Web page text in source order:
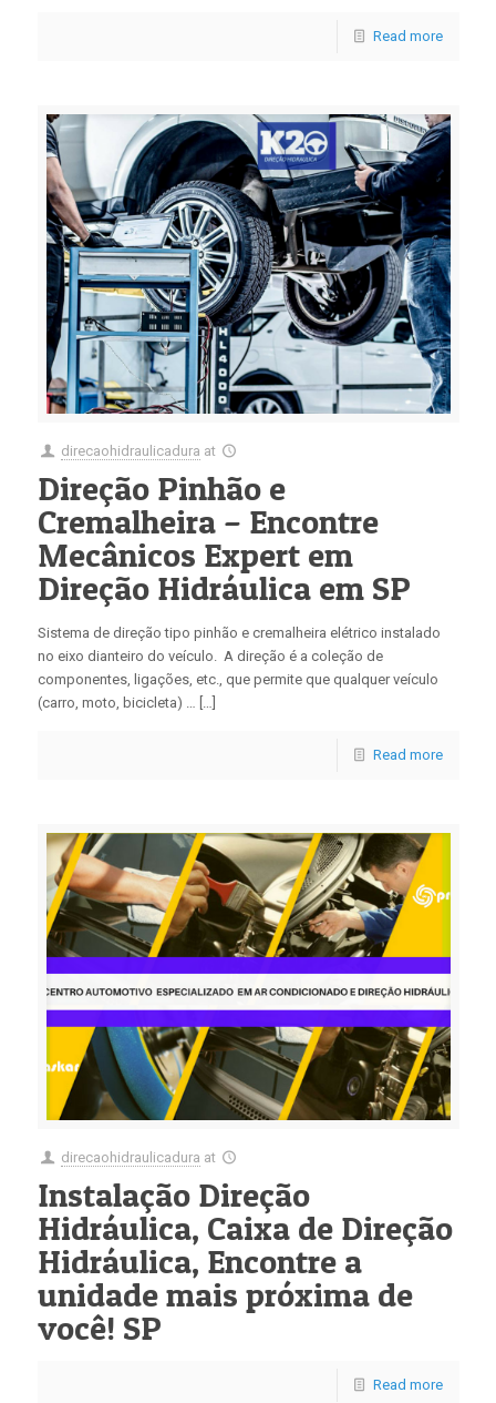
Read more
direcaohidraulicadura at
Direção Pinhão e
Cremalheira – Encontre
Mecânicos Expert em
Direção Hidráulica em SP
Sistema de direção tipo pinhão e cremalheira elétrico instalado
no eixo dianteiro do veículo. A direção é a coleção de
componentes, ligações, etc., que permite que qualquer veículo
(carro, moto, bicicleta) … […]
Read more
direcaohidraulicadura at
Instalação Direção
Hidráulica, Caixa de Direção
Hidráulica, Encontre a
unidade mais próxima de
você! SP
Read more